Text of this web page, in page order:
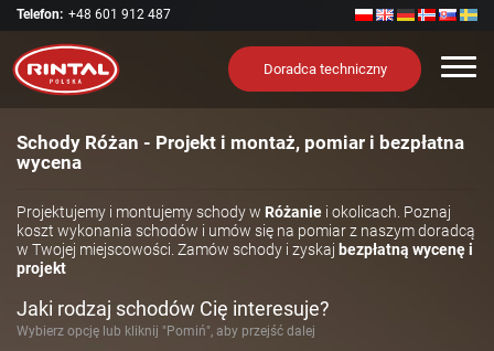
Telefon: +48 601 912 487
Doradca techniczny
Schody Różan - Projekt i montaż, pomiar i bezpłatna
wycena
Projektujemy i montujemy schody w Różanie i okolicach. Poznaj
koszt wykonania schodów i umów się na pomiar z naszym doradcą
w Twojej miejscowości. Zamów schody i zyskaj bezpłatną wycenę i
projekt
Jaki rodzaj schodów Cię interesuje?
Wybierz opcję lub kliknij "Pomiń", aby przejść dalej